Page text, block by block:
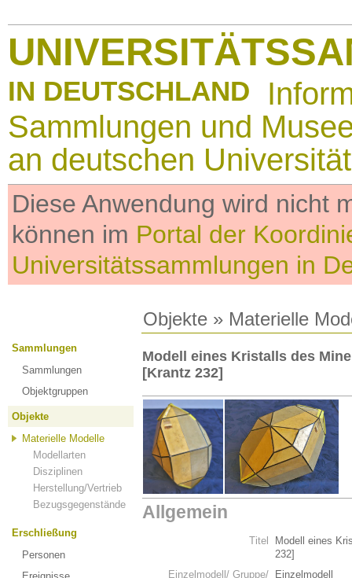
IN DEUTSCHLAND
Sammlungen und
an deutschen
Diese Anwendung wird nicht
können im Portal der
Universitätssammlungen in
Objekte » Materielle
Sammlungen
Sammlungen
Objektgruppen
Objekte
Materielle Modelle
Modellarten
Disziplinen
Herstellung/Vertrieb
Bezugsgegenstände
Erschließung
Personen
Modell eines Kristalls des
[Krantz 232]
Allgemein
Titel
Modell eines
232]
Einzelmodell/ Gruppe/
Einzelmodell